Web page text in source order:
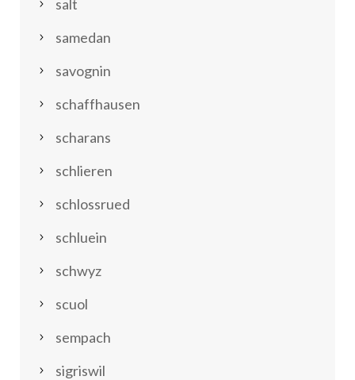
salt
samedan
savognin
schaffhausen
scharans
schlieren
schlossrued
schluein
schwyz
scuol
sempach
sigriswil